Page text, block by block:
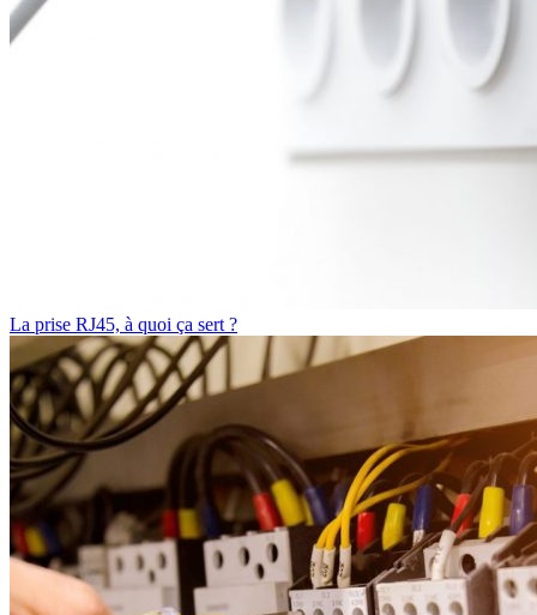
La prise RJ45, à quoi ça sert ?